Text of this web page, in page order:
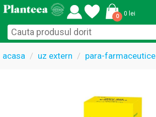
0 0 lei
acasa uz extern para-farmaceutice